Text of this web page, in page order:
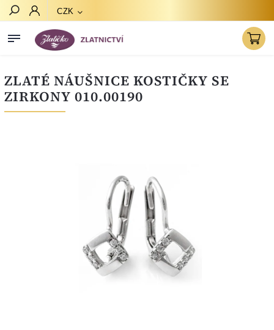
CZK
ZLATÉ NÁUŠNICE KOSTIČKY SE
ZIRKONY 010.00190